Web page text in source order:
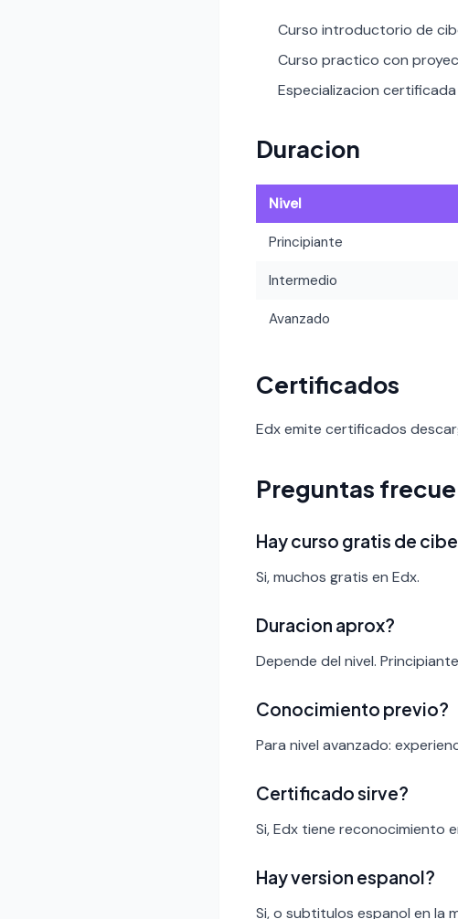
Curso introductorio de
Curso practico con
Especializacion certificada
Duracion
Nivel
Principiante
Intermedio
Avanzado
Certificados
Edx emite certificados
Preguntas
Hay curso gratis de
Si, muchos gratis en Edx.
Duracion aprox?
Depende del nivel.
Conocimiento previo?
Para nivel avanzado:
Certificado sirve?
Si, Edx tiene reconocimiento
Hay version espanol?
Si, o subtitulos espanol en la